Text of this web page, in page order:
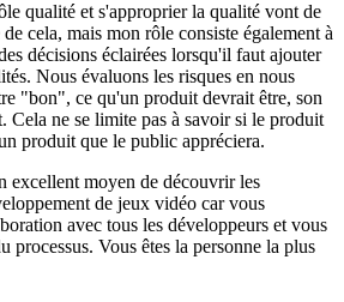
qualité et s'approprier la qualité vont de
cela, mais mon rôle consiste également à
décisions éclairées lorsqu'il faut ajouter
Nous évaluons les risques en nous
"bon", ce qu'un produit devrait être, son
Cela ne se limite pas à savoir si le produit
produit que le public appréciera.
excellent moyen de découvrir les
de jeux vidéo car vous
avec tous les développeurs et vous
processus. Vous êtes la personne la plus